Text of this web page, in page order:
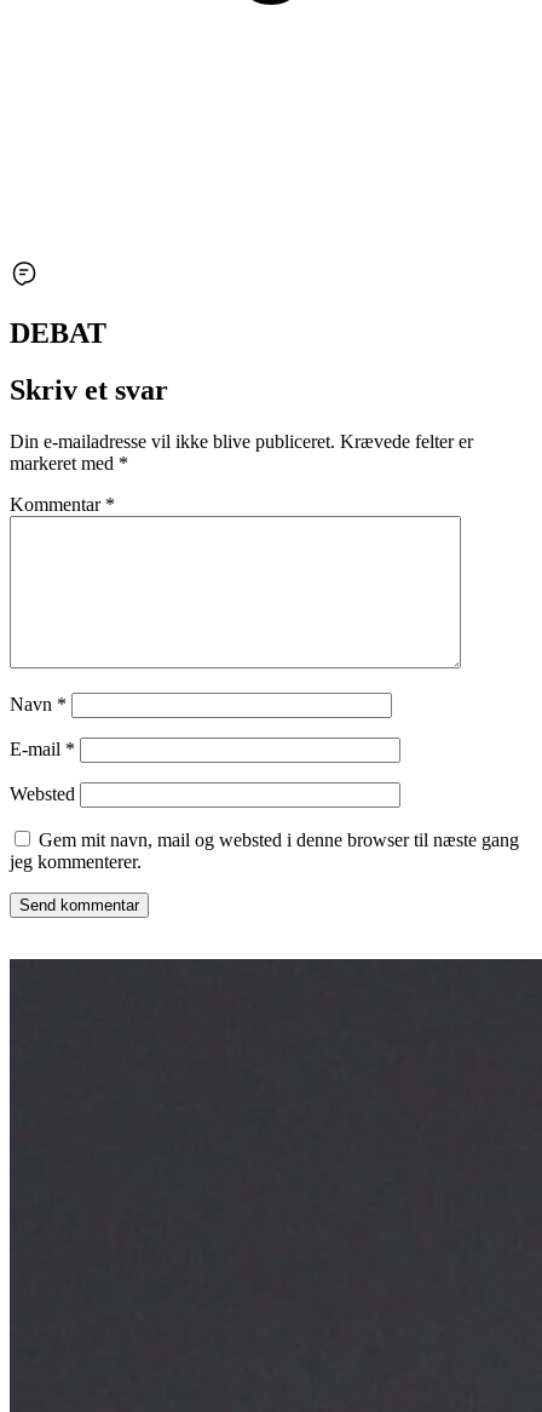
DEBAT
Skriv et svar
Din e-mailadresse vil ikke blive publiceret. Krævede felter er
markeret med *
Kommentar *
Navn *
E-mail *
Websted
Gem mit navn, mail og websted i denne browser til næste gang
jeg kommenterer.